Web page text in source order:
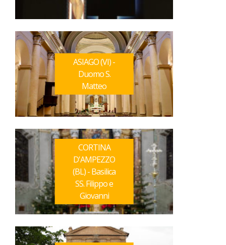
ASIAGO (VI) -
Duomo S.
Matteo
CORTINA
D'AMPEZZO
(BL) - Basilica
SS. Filippo e
Giovanni